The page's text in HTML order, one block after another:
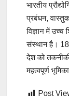
भारतीय
प्रबंधन,
विज्ञान में उच्च
संस्थान है।
देश को
महत्वपूर्ण
Post